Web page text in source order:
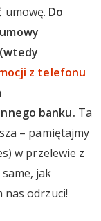
Do
z telefonu
banku. Ta
– pamiętajmy
w przelewie z
jak
nas odrzuci!